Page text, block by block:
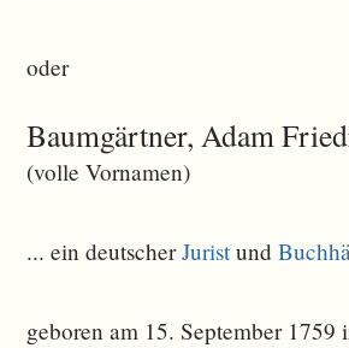
oder
Baumgärtner, Adam
(volle Vornamen)
... ein deutscherJurist und
geboren am 15. September 1759